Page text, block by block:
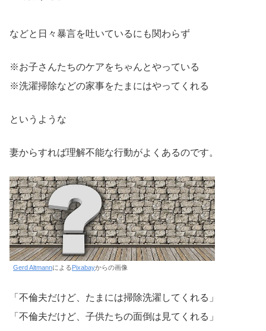
などと日々暴言を吐いているにも関わらず
※お子さんたちのケアをちゃんとやっている
※洗濯掃除などの家事をたまにはやってくれる
というような
妻からすれば理解不能な行動がよくあるのです。
Gerd AltmannによるPixabayからの画像
「不倫夫だけど、たまには掃除洗濯してくれる」
「不倫夫だけど、子供たちの面倒は見てくれる」